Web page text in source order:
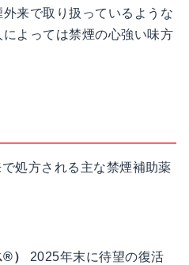
来で取り扱っているような
よっては禁煙の心強い味方
処方される主な禁煙補助薬
）
2025年末に待望の復活